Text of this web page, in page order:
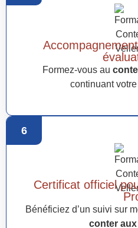
Formez-vous au
continuant
6
Certificat officiel
Bénéficiez d’un suivi sur
conter